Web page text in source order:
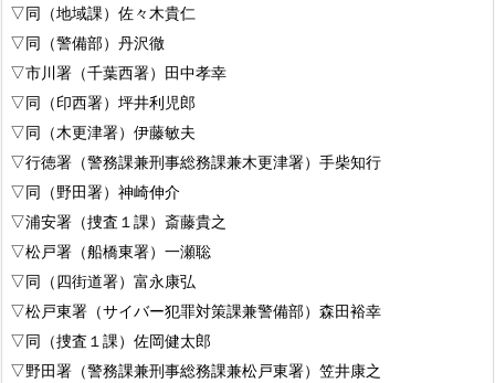
▽同（地域課）佐々木貴仁
▽同（警備部）丹沢徹
▽市川署（千葉西署）田中孝幸
▽同（印西署）坪井利児郎
▽同（木更津署）伊藤敏夫
▽行徳署（警務課兼刑事総務課兼木更津署）手柴知行
▽同（野田署）神崎伸介
▽浦安署（捜査１課）斎藤貴之
▽松戸署（船橋東署）一瀬聡
▽同（四街道署）富永康弘
▽松戸東署（サイバー犯罪対策課兼警備部）森田裕幸
▽同（捜査１課）佐岡健太郎
▽野田署（警務課兼刑事総務課兼松戸東署）笠井康之